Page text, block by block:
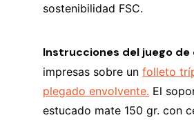
sostenibilidad FSC.
Instrucciones del juego de
impresas sobre un folleto
plegado envolvente. El
estucado mate 150 gr. con